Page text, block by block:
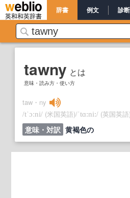
英和和英辞書
辞書 例文 診断
tawny とは
意味・読み方・使い方
taw・ny
/tˈɔːni/ (米国英語)/ˈtɑ:ni:/ (英国英語)
意味・対訳 黄褐色の